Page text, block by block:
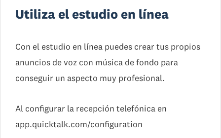
Utiliza el estudio en línea
Con el estudio en línea puedes crear tus propios
anuncios de voz con música de fondo para
conseguir un aspecto muy profesional.
Al configurar la recepción telefónica en
app.quicktalk.com/configuration